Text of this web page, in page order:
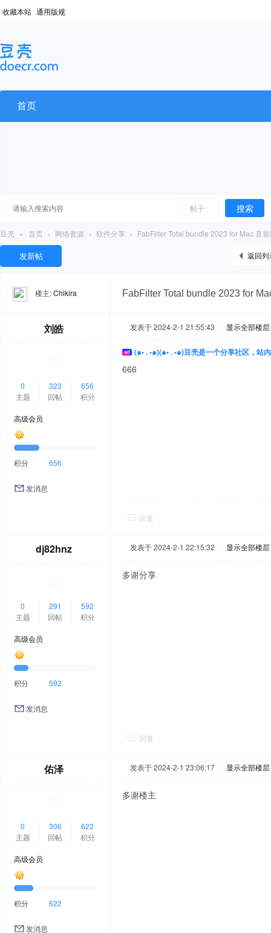
收藏本站 通用版规
首页
帖子 搜索
豆壳 » 首页 › 网络资源 › 软件分享 › FabFilter Total bundle 2023 for Mac 直
返回列
发新帖
楼主:Chikira FabFilter Total bundle 2023 for
刘皓
0
主题
323
回帖
656
积分
高级会员
积分 656
发消息
发表于 2024-2-1 21:55:43 显示全部楼层
(๑• . •๑)(๑• . •๑)豆壳是一个分享社区，站
666
回复
dj82hnz
0
主题
291
回帖
592
积分
高级会员
积分 592
发消息
发表于 2024-2-1 22:15:32 显示全部楼层
多谢分享
回复
佑泽
0
主题
306
回帖
622
积分
高级会员
积分 622
发消息
发表于 2024-2-1 23:06:17 显示全部楼层
多谢楼主